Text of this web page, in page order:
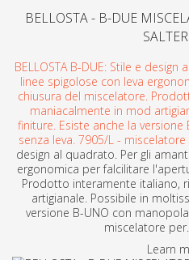
BELLOSTA - B-DUE
BELLOSTA B-DUE: Stile e
linee spigolose con leva
chiusura del miscelatore.
maniacalmente in mod
finiture. Esiste anche la
senza leva. 7905/L - miscelatore
design al quadrato. Per gli
ergonomica per falcilitare
Prodotto interamente italiano,
artigianale. Possibile in
versione B-UNO con
miscelatore
Learn